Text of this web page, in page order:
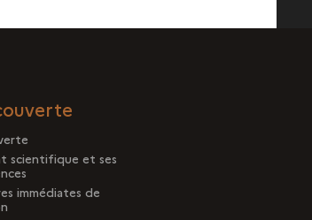
scientifique et ses
immédiates de